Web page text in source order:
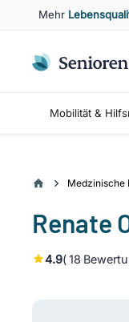
Mehr
Mobilität &
Medzinische
Renate
4.9(18